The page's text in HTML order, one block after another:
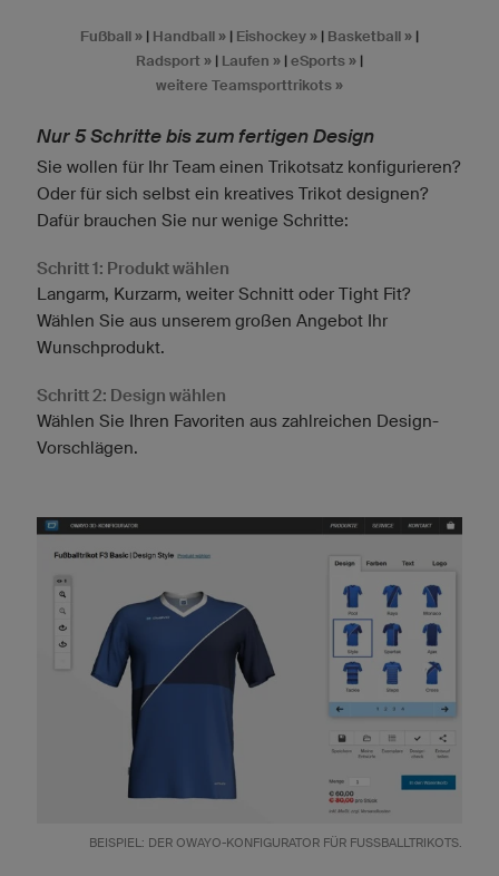
Fußball » | Handball » | Eishockey » | Basketball » |
Radsport » | Laufen » | eSports » |
weitere Teamsporttrikots »
Nur 5 Schritte bis zum fertigen Design
Sie wollen für Ihr Team einen Trikotsatz konfigurieren?
Oder für sich selbst ein kreatives Trikot designen?
Dafür brauchen Sie nur wenige Schritte:
Schritt 1: Produkt wählen
Langarm, Kurzarm, weiter Schnitt oder Tight Fit?
Wählen Sie aus unserem großen Angebot Ihr
Wunschprodukt.
Schritt 2: Design wählen
Wählen Sie Ihren Favoriten aus zahlreichen Design-
Vorschlägen.
BEISPIEL: DER OWAYO-KONFIGURATOR FÜR FUSSBALLTRIKOTS.